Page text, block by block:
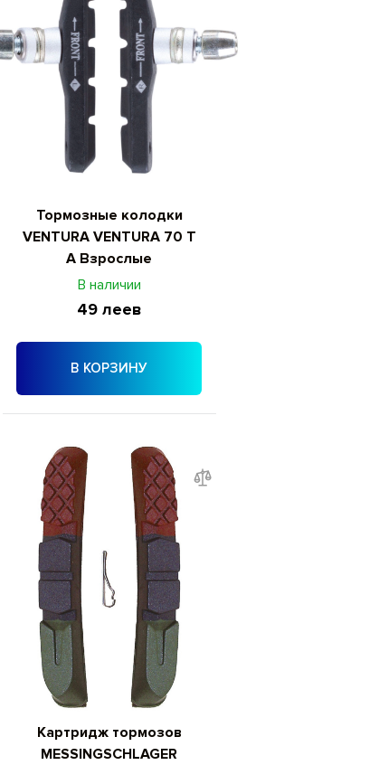
Тормозные колодки
VENTURA VENTURA 70 T
A Взрослые
В наличии
49 леев
В КОРЗИНУ
Картридж тормозов
MESSINGSCHLAGER